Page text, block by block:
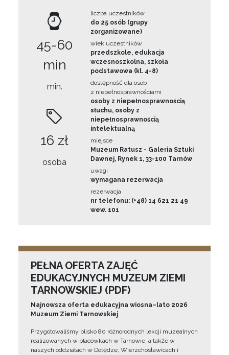
45-60
min
min.
16 zł
osoba
liczba uczestników
do 25 osób (grupy
zorganizowane)
wiek uczestników
przedszkole, edukacja
wczesnoszkolna, szkoła
podstawowa (kl. 4-8)
dostępność dla osób
z niepełnosprawnościami
osoby z niepełnosprawnością
słuchu, osoby z
niepełnosprawnością
intelektualną
miejsce
Muzeum Ratusz - Galeria Sztuki
Dawnej, Rynek 1, 33-100 Tarnów
uwagi
wymagana rezerwacja
rezerwacja
nr telefonu: (+48) 14 621 21 49
wew. 101
PEŁNA OFERTA ZAJĘĆ
EDUKACYJNYCH MUZEUM ZIEMI
TARNOWSKIEJ (PDF)
Najnowsza oferta edukacyjna wiosna–lato 2026
Muzeum Ziemi Tarnowskiej
Przygotowaliśmy blisko 80 różnorodnych lekcji muzealnych
realizowanych w placówkach w Tarnowie, a także w
naszych oddziałach w Dołędze, Wierzchosławicach i